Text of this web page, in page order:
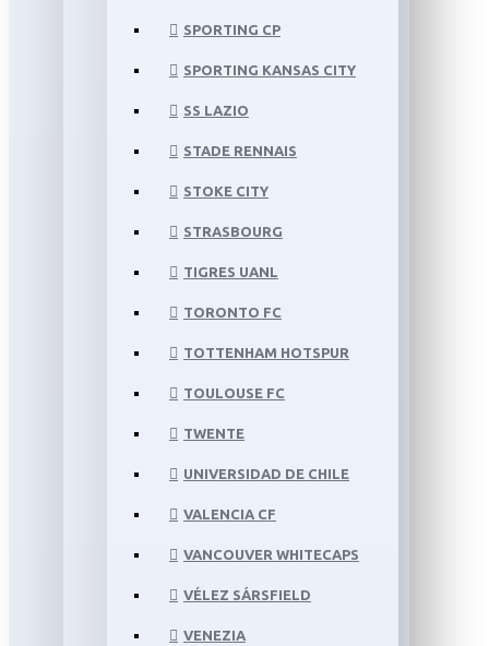
SPORTING CP
SPORTING KANSAS CITY
SS LAZIO
STADE RENNAIS
STOKE CITY
STRASBOURG
TIGRES UANL
TORONTO FC
TOTTENHAM HOTSPUR
TOULOUSE FC
TWENTE
UNIVERSIDAD DE CHILE
VALENCIA CF
VANCOUVER WHITECAPS
VÉLEZ SÁRSFIELD
VENEZIA